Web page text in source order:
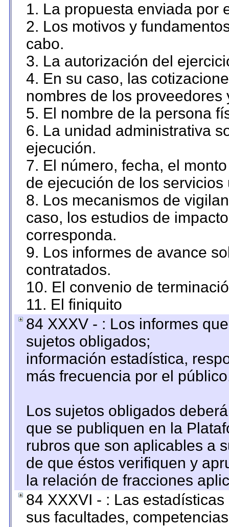
1. La propuesta enviada por
2. Los motivos y
cabo.
3. La autorización del
4. En su caso, las
nombres de los proveedores
5. El nombre de la persona
6. La unidad administrativa
ejecución.
7. El número, fecha, el
de ejecución de los servicios
8. Los mecanismos de
caso, los estudios de
corresponda.
9. Los informes de avance
contratados.
10. El convenio de
11. El finiquito
84 XXXV - : Los informes
sujetos obligados;
información estadística,
más frecuencia por el
Los sujetos obligados
que se publiquen en la
rubros que son aplicables a
de que éstos verifiquen y
la relación de fracciones
84 XXXVI - : Las
sus facultades,